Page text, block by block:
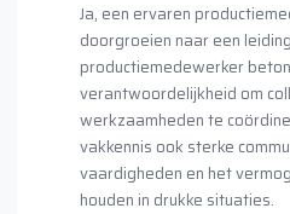
Over
Blogs
Open
Ja, een ervaren
doorgroeien naar een
productiemedewerker
verantwoordelijkheid om
werkzaamheden te
vakkennis ook sterke
vaardigheden en het
houden in drukke situaties.